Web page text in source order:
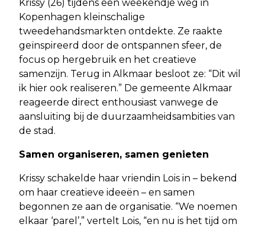
Krissy (26) tijdens een weekendje weg in
Kopenhagen kleinschalige
tweedehandsmarkten ontdekte. Ze raakte
geïnspireerd door de ontspannen sfeer, de
focus op hergebruik en het creatieve
samenzijn. Terug in Alkmaar besloot ze: “Dit wil
ik hier ook realiseren.” De gemeente Alkmaar
reageerde direct enthousiast vanwege de
aansluiting bij de duurzaamheidsambities van
de stad.
Samen organiseren, samen genieten
Krissy schakelde haar vriendin Lois in – bekend
om haar creatieve ideeën – en samen
begonnen ze aan de organisatie. “We noemen
elkaar ‘parel’,” vertelt Lois, “en nu is het tijd om